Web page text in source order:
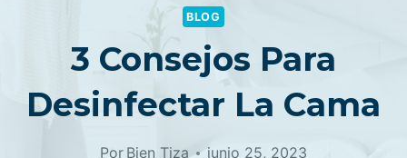
BLOG
3 Consejos Para
Desinfectar La Cama
Por Bien Tiza junio 25, 2023